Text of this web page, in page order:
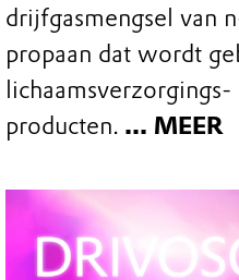
drijfgasmengsel van
propaan dat wordt
producten. ... MEER